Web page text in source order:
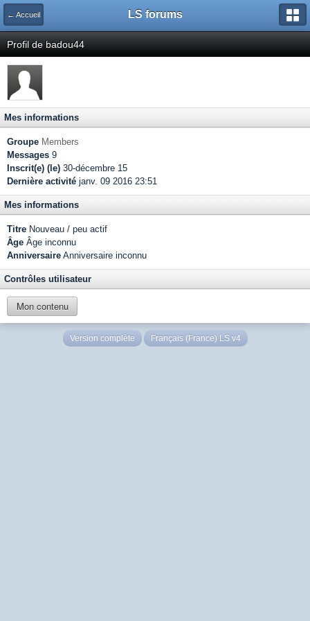
← Accueil LS forums
Profil de badou44
Mes informations
Groupe Members
Messages 9
Inscrit(e) (le) 30-décembre 15
Dernière activité janv. 09 2016 23:51
Mes informations
Titre Nouveau / peu actif
Âge Âge inconnu
Anniversaire Anniversaire inconnu
Contrôles utilisateur
Mon contenu
Version complète Français (France) LS v4